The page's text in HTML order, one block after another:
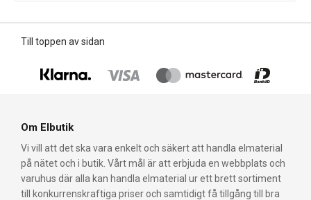
Till toppen av sidan
Om Elbutik
Vi vill att det ska vara enkelt och säkert att handla elmaterial
på nätet och i butik. Vårt mål är att erbjuda en webbplats och
varuhus där alla kan handla elmaterial ur ett brett sortiment
till konkurrenskraftiga priser och samtidigt få tillgång till bra